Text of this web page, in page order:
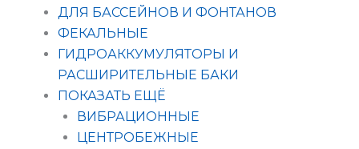
ДЛЯ БАССЕЙНОВ И ФОНТАНОВ
ФЕКАЛЬНЫЕ
ГИДРОАККУМУЛЯТОРЫ И
РАСШИРИТЕЛЬНЫЕ БАКИ
ПОКАЗАТЬ ЕЩЁ
ВИБРАЦИОННЫЕ
ЦЕНТРОБЕЖНЫЕ